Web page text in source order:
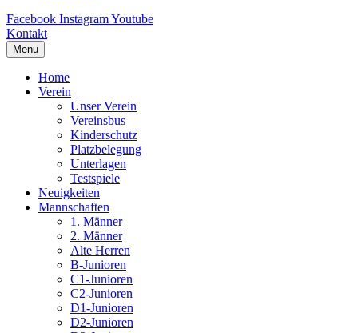
Facebook InstagramYoutube
Kontakt
Menu
Home
Verein
Unser Verein
Vereinsbus
Kinderschutz
Platzbelegung
Unterlagen
Testspiele
Neuigkeiten
Mannschaften
1. Männer
2. Männer
Alte Herren
B-Junioren
C1-Junioren
C2-Junioren
D1-Junioren
D2-Junioren